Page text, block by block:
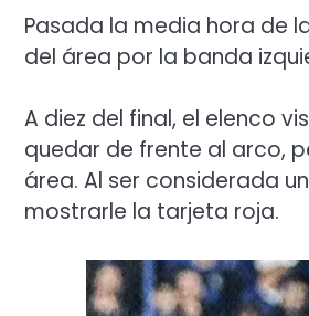
Pasada la media hora de
del área por la banda
A diez del final, el elenco
quedar de frente al arco,
área. Al ser considerada
mostrarle la tarjeta roja.